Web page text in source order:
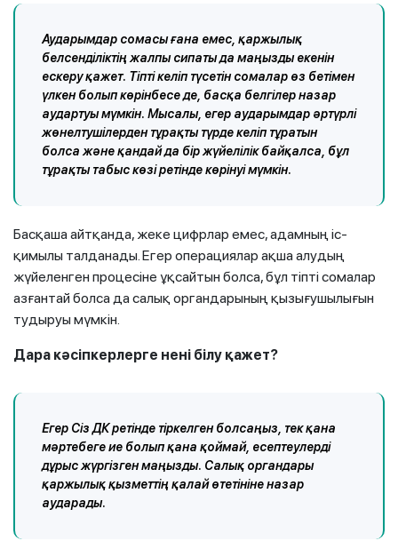
Аударымдар сомасы ғана емес, қаржылық
белсенділіктің жалпы сипаты да маңызды екенін
ескеру қажет. Тіпті келіп түсетін сомалар өз бетімен
үлкен болып көрінбесе де, басқа белгілер назар
аудартуы мүмкін. Мысалы, егер аударымдар әртүрлі
жөнелтушілерден тұрақты түрде келіп тұратын
болса және қандай да бір жүйелілік байқалса, бұл
тұрақты табыс көзі ретінде көрінуі мүмкін.
Басқаша айтқанда, жеке цифрлар емес, адамның іс-
қимылы талданады. Егер операциялар ақша алудың
жүйеленген процесіне ұқсайтын болса, бұл тіпті сомалар
азғантай болса да салық органдарының қызығушылығын
тудыруы мүмкін.
Дара кәсіпкерлерге нені білу қажет?
Егер Сіз ДК ретінде тіркелген болсаңыз, тек қана
мәртебеге ие болып қана қоймай, есептеулерді
дұрыс жүргізген маңызды. Салық органдары
қаржылық қызметтің қалай өтетініне назар
аударады.